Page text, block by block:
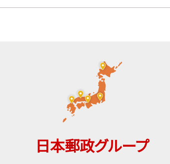
日本郵政グループ